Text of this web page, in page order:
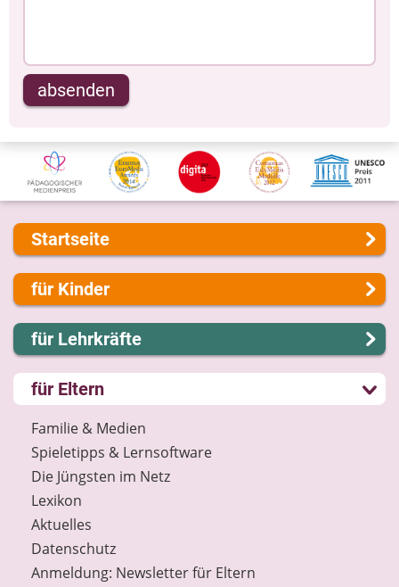
absenden
Startseite
Über uns
Presse
Kontakt
Impressum
Internet-ABC Sitemap
Barrierefreiheit
Länderprojekte
für Kinder
Lernen und Schule
Hobby und Freizeit
Spiel und Spaß
Mitreden und Mitmachen
Lexikon
Datenschutz
Newsletter
für Lehrkräfte
Lernmodule
Unterrichts­materialien
Internet-ABC-Schule
Praxishilfen
Aktuelles
Materialbestellung
Lexikon
Datenschutz
Newsletter
für Eltern
Familie & Medien
Spieletipps & Lernsoftware
Die Jüngsten im Netz
Lexikon
Aktuelles
Datenschutz
Anmeldung: Newsletter für Eltern